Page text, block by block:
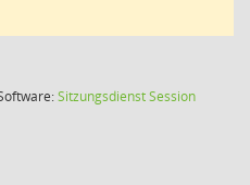
SitzungsdienstSession(Wird in